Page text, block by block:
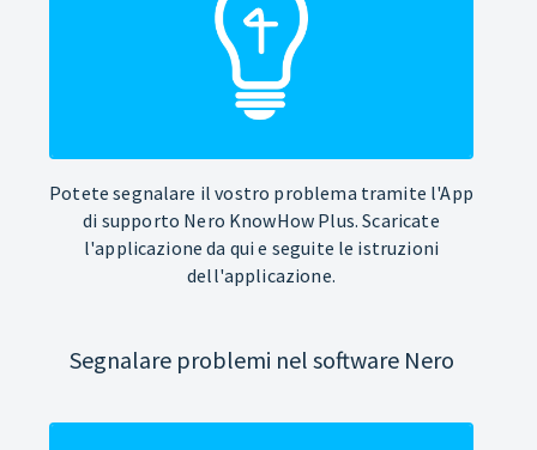
Potete segnalare il vostro problema tramite l'App
di supporto Nero KnowHow Plus. Scaricate
l'applicazione da qui e seguite le istruzioni
dell'applicazione.
Segnalare problemi nel software Nero